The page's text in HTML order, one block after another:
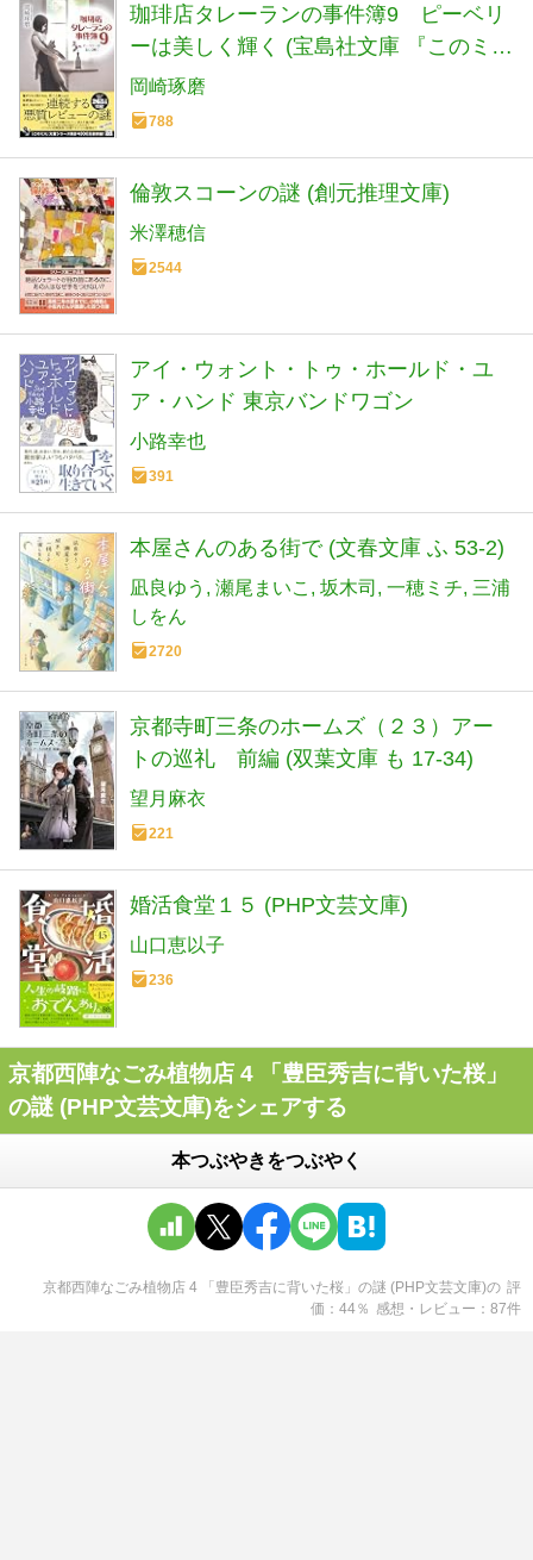
珈琲店タレーランの事件簿9 ピーベリ
ーは美しく輝く (宝島社文庫 『このミ
ス』大賞シリーズ)
岡崎琢磨
788
倫敦スコーンの謎 (創元推理文庫)
米澤穂信
2544
アイ・ウォント・トゥ・ホールド・ユ
ア・ハンド 東京バンドワゴン
小路幸也
391
本屋さんのある街で (文春文庫 ふ 53-2)
凪良ゆう 瀬尾まいこ 坂木司 一穂ミチ 三浦
しをん
2720
京都寺町三条のホームズ（２３）アー
トの巡礼 前編 (双葉文庫 も 17-34)
望月麻衣
221
婚活食堂１５ (PHP文芸文庫)
山口恵以子
236
京都西陣なごみ植物店 4 「豊臣秀吉に背いた桜」
の謎 (PHP文芸文庫)をシェアする
本つぶやきをつぶやく
京都西陣なごみ植物店 4 「豊臣秀吉に背いた桜」の謎 (PHP文芸文庫)の 評
価
44％ 感想・レビュー 87件